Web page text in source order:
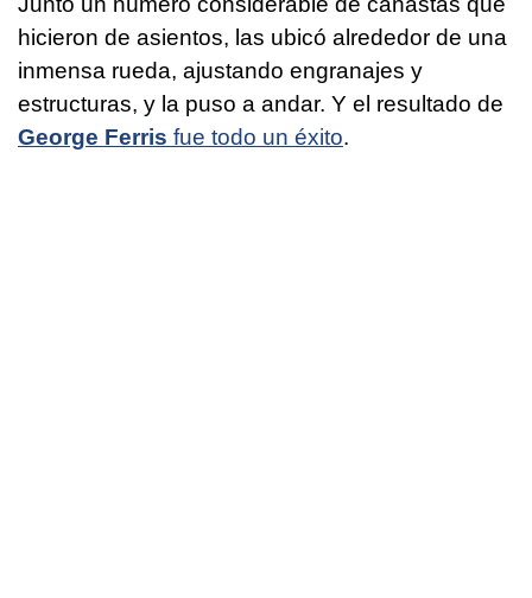
hicieron de asientos, las ubicó alrededor de una
inmensa rueda, ajustando engranajes y
estructuras, y la puso a andar. Y el resultado de
George Ferris fue todo un éxito.